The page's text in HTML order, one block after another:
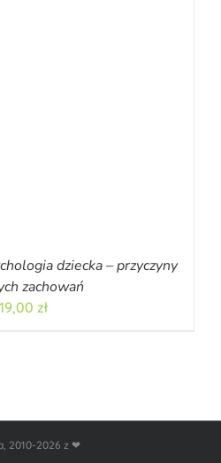
dziecka – przyczyny
zachowań
19,00 zł
2010-2026 z ❤